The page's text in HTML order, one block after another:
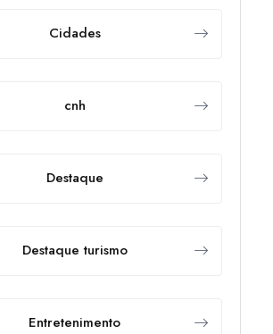
Cidades
cnh
Destaque
Destaque turismo
Entretenimento